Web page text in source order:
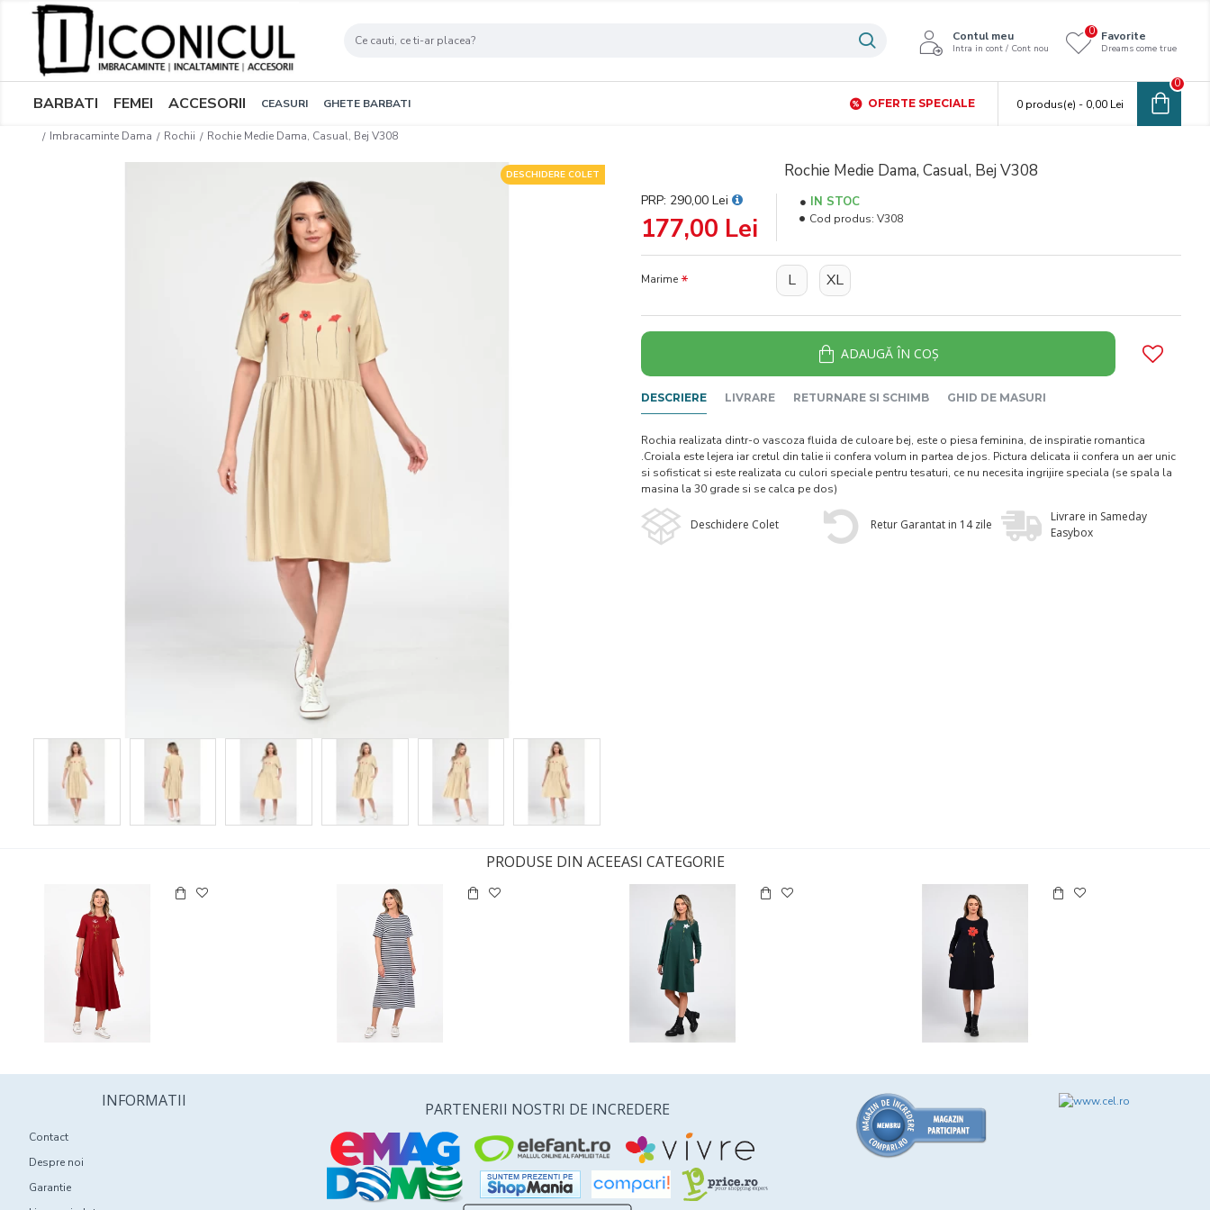
Contul meu
Intra in cont / Cont nou
Favorite
Dreams come true
0
BARBATI FEMEI ACCESORII CEASURI GHETE BARBATI OFERTE SPECIALE 0 produs(e) - 0,00 Lei
0
Imbracaminte Dama Rochii Rochie Medie Dama, Casual, Bej V308
DESCHIDERE COLET Rochie Medie Dama, Casual, Bej V308
177,00 Lei
PRP: 290,00 Lei IN STOC
Cod produs: V308
Marime L XL
ADAUGĂ ÎN COŞ
DESCRIERE LIVRARE RETURNARE SI SCHIMB GHID DE MASURI
Rochia realizata dintr-o vascoza fluida de culoare bej, este o piesa feminina, de inspiratie romantica
.Croiala este lejera iar cretul din talie ii confera volum in partea de jos. Pictura delicata ii confera un aer unic
si sofisticat si este realizata cu culori speciale pentru tesaturi, ce nu necesita ingrijire speciala (se spala la
masina la 30 grade si se calca pe dos)
Deschidere Colet Retur Garantat in 14 zile
Livrare in Sameday
Easybox
PRODUSE DIN ACEEASI CATEGORIE
INFORMATII
Contact
Despre noi
Garantie
PARTENERII NOSTRI DE INCREDERE